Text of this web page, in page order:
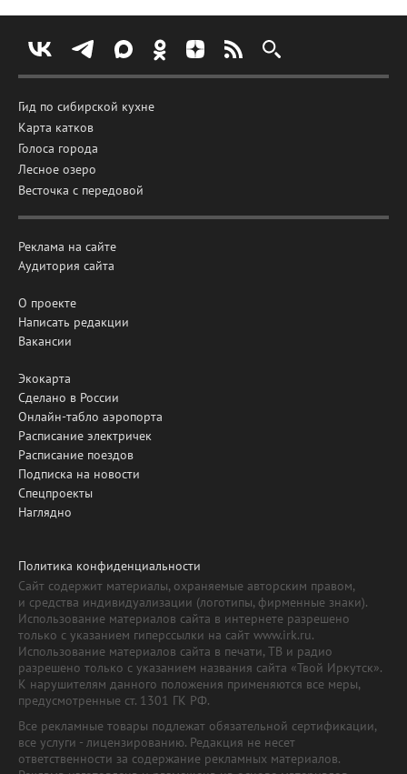
Гид по сибирской кухне
Карта катков
Голоса города
Лесное озеро
Весточка с передовой
Реклама на сайте
Аудитория сайта
О проекте
Написать редакции
Вакансии
Экокарта
Сделано в России
Онлайн-табло аэропорта
Расписание электричек
Расписание поездов
Подписка на новости
Спецпроекты
Наглядно
Политика конфиденциальности
Сайт содержит материалы, охраняемые авторским правом,
и средства индивидуализации (логотипы, фирменные знаки).
Использование материалов сайта в интернете разрешено
только с указанием гиперссылки на сайт www.irk.ru.
Использование материалов сайта в печати, ТВ и радио
разрешено только с указанием названия сайта «Твой Иркутск».
К нарушителям данного положения применяются все меры,
предусмотренные ст. 1301 ГК РФ.
Все рекламные товары подлежат обязательной сертификации,
все услуги - лицензированию. Редакция не несет
ответственности за содержание рекламных материалов.